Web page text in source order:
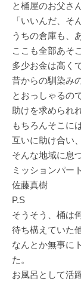
と桶屋のお父さ
「いいんだ、そ
うちの倉庫も、
ここも全部あそ
多少お金は高く
昔からの馴染み
とおっしゃるの
助けを求められ
もちろんそこに
互いに助け合い
そんな地域に息
ミッションパート
佐藤真樹
P.S
そうそう、桶は
待ち構えていた
なんとか無事に
た。
お風呂として活